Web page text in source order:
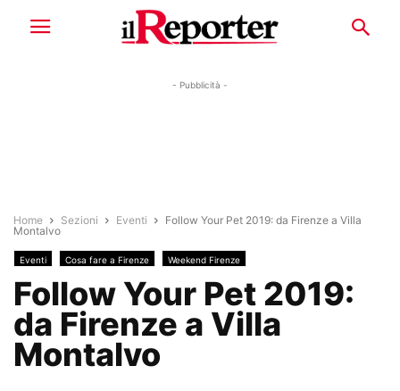
- Pubblicità -
Home Sezioni Eventi
Follow Your Pet 2019: da Firenze a Villa
Montalvo
Eventi Cosa fare a Firenze Weekend Firenze
Follow Your Pet 2019:
da Firenze a Villa
Montalvo